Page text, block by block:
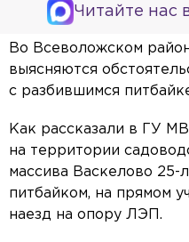
Читайте нас
Во Всеволожском
выясняются
с разбившимся
Как рассказали в ГУ
на территории
массива Васкелово 25-
питбайком, на прямом
наезд на опору ЛЭП.